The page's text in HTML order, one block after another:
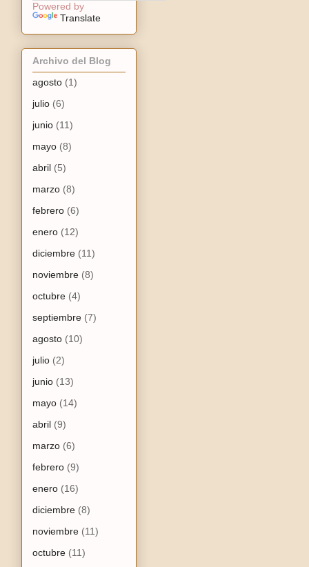
Powered by
Translate
Archivo del Blog
agosto (1)
julio (6)
junio (11)
mayo (8)
abril (5)
marzo (8)
febrero (6)
enero (12)
diciembre (11)
noviembre (8)
octubre (4)
septiembre (7)
agosto (10)
julio (2)
junio (13)
mayo (14)
abril (9)
marzo (6)
febrero (9)
enero (16)
diciembre (8)
noviembre (11)
octubre (11)